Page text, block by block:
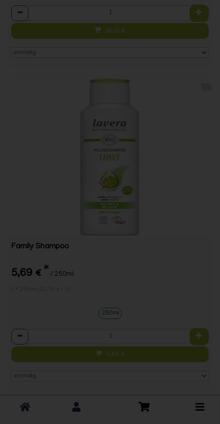
Anzahl
16,10 €
Family Shampoo
5,69 € * / 250ml
250ml
Anzahl
5,69 €
Toggle